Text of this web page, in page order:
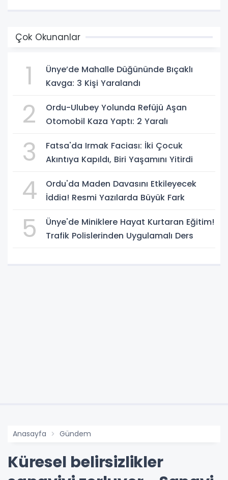
Çok Okunanlar
1
Ünye’de Mahalle Düğününde Bıçaklı
Kavga: 3 Kişi Yaralandı
2
Ordu-Ulubey Yolunda Refüjü Aşan
Otomobil Kaza Yaptı: 2 Yaralı
3
Fatsa'da Irmak Faciası: İki Çocuk
Akıntıya Kapıldı, Biri Yaşamını Yitirdi
4
Ordu'da Maden Davasını Etkileyecek
İddia! Resmi Yazılarda Büyük Fark
5
Ünye'de Miniklere Hayat Kurtaran Eğitim!
Trafik Polislerinden Uygulamalı Ders
Anasayfa Gündem
Küresel belirsizlikler